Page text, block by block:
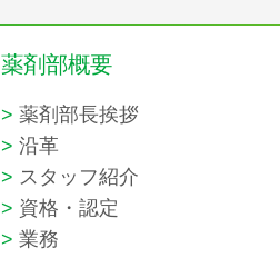
薬剤部概要
薬剤部長挨拶
沿革
スタッフ紹介
資格・認定
業務